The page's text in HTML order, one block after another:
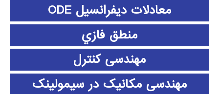
معادلات دیفرانسیل ODE
منطق فازي
مهندسی کنترل
مهندسی مکانیک در سیمولینک